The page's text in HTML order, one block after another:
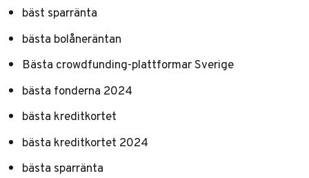
bäst sparränta
bästa bolåneräntan
Bästa crowdfunding-plattformar Sverige
bästa fonderna 2024
bästa kreditkortet
bästa kreditkortet 2024
bästa sparränta